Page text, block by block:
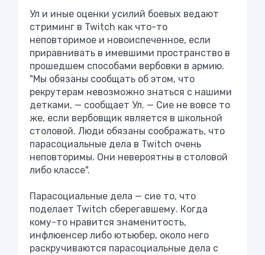
Ул и иные оценки усилий боевых ведают
стриминг в Twitch как что-то
неповторимое и новоиспеченное, если
приравнивать в имевшими пространство в
прошедшем способами вербовки в армию.
"Мы обязаны сообщать об этом, что
рекрутерам невозможно знаться с нашими
детками, — сообщает Ул. — Сие не вовсе то
же, если вербовщик является в школьной
столовой. Люди обязаны соображать, что
парасоциальные дела в Twitch очень
неповторимы. Они невероятны в столовой
либо классе".
Парасоциальные дела — сие то, что
поделает Twitch сберегавшему. Когда
кому-то нравится знаменитость,
инфлюенсер либо ютьюбер, около него
раскручиваются парасоциальные дела с